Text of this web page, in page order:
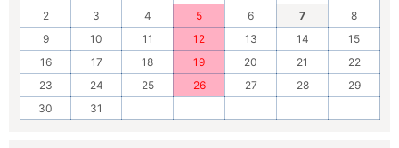
2
3 4 5 6 7
8
9
10 11 12 13 14
15
16
17 18 19 20 21
22
23
24 25 26 27 28
29
30
31